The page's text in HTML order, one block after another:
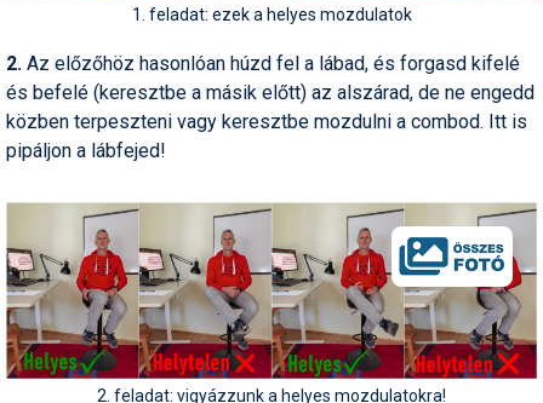
Síbérletárak
Síbörze
Sícipő
Sífelszerelés
Sífutás
Síléc
Símánia
1. feladat: ezek a helyes mozdulatok
2. Az előzőhöz hasonlóan húzd fel a lábad, és forgasd kifelé
és befelé (keresztbe a másik előtt) az alszárad, de ne engedd
közben terpeszteni vagy keresztbe mozdulni a combod. Itt is
pipáljon a lábfejed!
2. feladat: vigyázzunk a helyes mozdulatokra!